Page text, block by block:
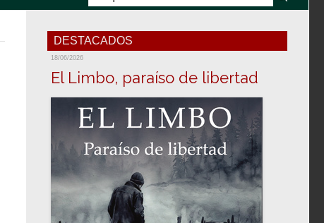
DESTACADOS
18/06/2026
El Limbo, paraíso de libertad